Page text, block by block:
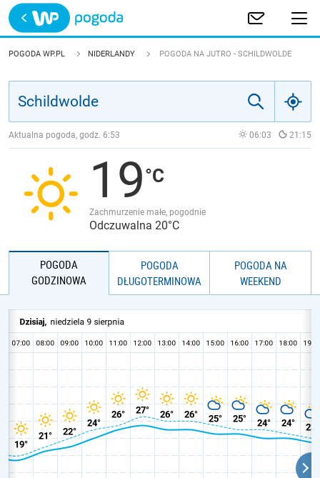
Trwa ładowanie
POLSKA
JAKOŚĆ POWIETRZA
POGODA WP.PL NIDERLANDY POGODA NA JUTRO - SCHILDWOLDE
Aktualna pogoda, godz. 6:53 06:03 21:15
19
Zachmurzenie małe, pogodnie
Odczuwalna 20°C
POGODA
GODZINOWA
POGODA
DŁUGOTERMINOWA
POGODA NA
WEEKEND